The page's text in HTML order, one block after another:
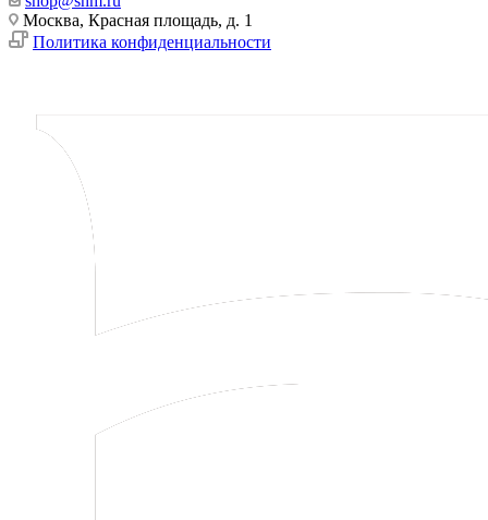
Москва, Красная площадь, д. 1
Политика конфиденциальности